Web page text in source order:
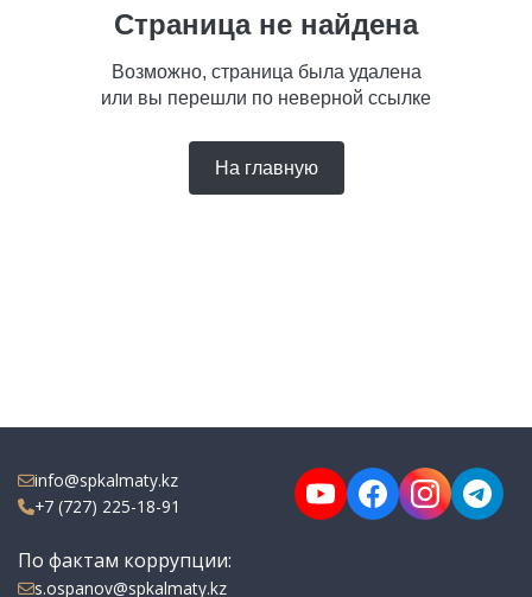
Страница не найдена
Возможно, страница была удалена
или вы перешли по неверной ссылке
На главную
info@spkalmaty.kz
+7 (727) 225-18-91
По фактам коррупции:
s.ospanov@spkalmaty.kz